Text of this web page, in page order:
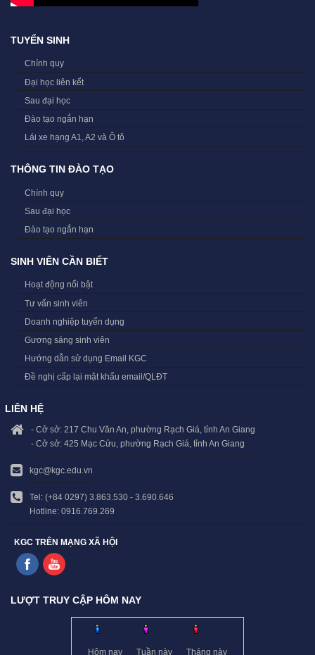
TUYỂN SINH
Chính quy
Đại học liên kết
Sau đại học
Đào tạo ngắn hạn
Lái xe hạng A1, A2 và Ô tô
THÔNG TIN ĐÀO TẠO
Chính quy
Sau đại học
Đào tạo ngắn hạn
SINH VIÊN CẦN BIẾT
Hoạt động nổi bật
Tư vấn sinh viên
Doanh nghiệp tuyển dụng
Gương sáng sinh viên
Hướng dẫn sử dụng Email KGC
Đề nghị cấp lại mật khẩu email/QLĐT
LIÊN HỆ
- Cở sở: 217 Chu Văn An, phường Rạch Giá, tỉnh An Giang
- Cở sở: 425 Mạc Cửu, phường Rạch Giá, tỉnh An Giang
kgc@kgc.edu.vn
Tel: (+84 0297) 3.863.530 - 3.690.646
Hotline: 0916.769.269
KGC TRÊN MẠNG XÃ HỘI
LƯỢT TRUY CẬP HÔM NAY
Hôm nay Tuần này Tháng này